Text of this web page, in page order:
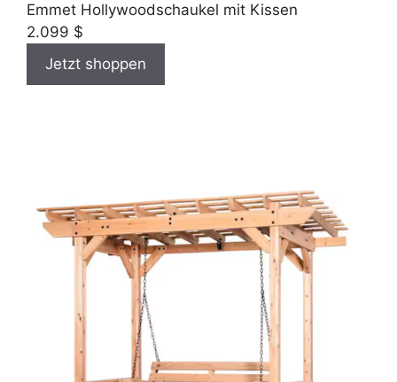
Emmet Hollywoodschaukel mit Kissen
2.099 $
Jetzt shoppen